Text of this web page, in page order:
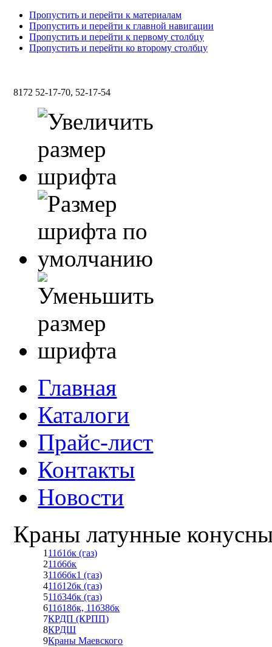
Пропустить и перейти к материалам
Пропустить и перейти к главной навигации
Пропустить и перейти к первому столбцу
Пропустить и перейти ко второму столбцу
8172 52-17-70, 52-17-54
Главная
Каталоги
Прайс-лист
Контакты
Новости
Краны латунные
111б1бк (газ)
211б6бк
311б6бк1 (газ)
411б12бк (газ)
511б34бк (газ)
611б18бк, 11б38бк
7КРДП (КРПП)
8КРДШ
9Краны Маевского